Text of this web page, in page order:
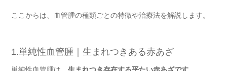
ここからは、血管腫の種類ごとの特徴や治療法を解説します。
1.単純性血管腫｜生まれつきある赤あざ